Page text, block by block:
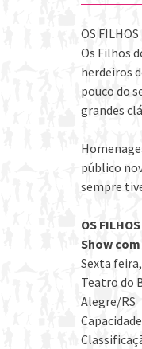
OS FILHOS
Os Filhos
herdeiros
pouco do
grandes
público
sempre
OS
Show
Sexta
Teatro do
Alegre/RS